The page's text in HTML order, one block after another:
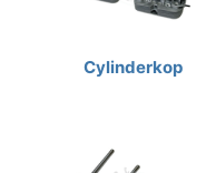
Cylinderkop